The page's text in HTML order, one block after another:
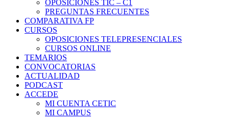
OPOSICIONES TIC – C1
PREGUNTAS FRECUENTES
COMPARATIVA FP
CURSOS
OPOSICIONES TELEPRESENCIALES
CURSOS ONLINE
TEMARIOS
CONVOCATORIAS
ACTUALIDAD
PODCAST
ACCEDE
MI CUENTA CETIC
MI CAMPUS